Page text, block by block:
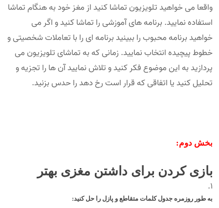
واقعا می خواهید تلویزیون تماشا کنید از مغز خود به هنگام تماشا
استفاده نمایید. برنامه های آموزشی را تماشا کنید و اگر می
خواهید برنامه محبوب را ببینید برنامه ای را با تعاملات شخصیتی و
خطوط پیچیده انتخاب نمایید. زمانی که به تماشای تلویزیون می
پردازید به این موضوع فکر کنید و تلاش نمایید آن ها را تجزیه و
تحلیل کنید یا اتفاقی که قرار است رخ دهد را حدس بزنید.
بخش دوم:
بازی کردن برای داشتن مغزی بهتر
به طور روزمره جدول کلمات متقاطع و پازل را حل کنید: